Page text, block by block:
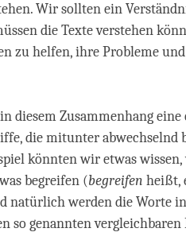
Wir sollten ein
die Texte verstehen
zu helfen, ihre Probleme und
in diesem Zusammenhang
die mitunter abwechselnd
könnten wir etwas
begreifen (begreifen heißt,
natürlich werden die Worte
so genannten